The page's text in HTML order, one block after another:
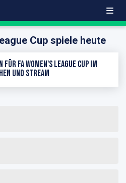
Cup spiele heute
FA Women's League Cup im
und Stream